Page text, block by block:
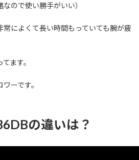
なので使い勝手がいい）
によくて長い時間もっていても腕が疲
ます。
ーです。
の違いは？